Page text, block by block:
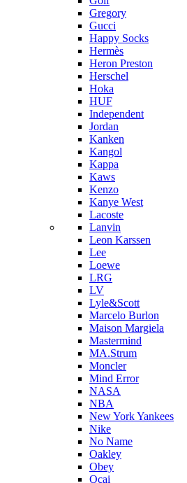
Gregory
Gucci
Happy Socks
Hermès
Heron Preston
Hersсhel
Hoka
HUF
Independent
Jordan
Kanken
Kangol
Kappa
Kaws
Kenzo
Kanye West
Lacoste
Lanvin
Leon Karssen
Lee
Loewe
LRG
LV
Lyle&Scott
Marcelo Burlon
Maison Margiela
Mastermind
MA.Strum
Moncler
Mind Error
NASA
NBA
New York Yankees
Nike
No Name
Oakley
Obey
Ocai